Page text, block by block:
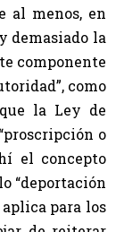
al menos, en
demasiado la
componente
como
la Ley de
o
el concepto
“deportación
para los